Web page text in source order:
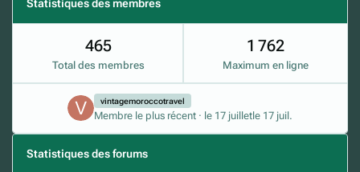
Statistiques des membres
465
Total des membres
1 762
Maximum en ligne
vintagemoroccotravel
Membre le plus récent · le 17 juilletle 17 juil.
Statistiques des forums